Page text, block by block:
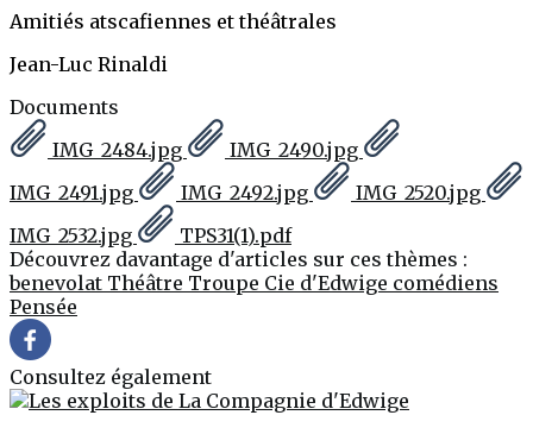
Amitiés atscafiennes et théâtrales
Jean-Luc Rinaldi
Documents
IMG_2484.jpg
IMG_2490.jpg
IMG_2491.jpg
IMG_2492.jpg
IMG_2520.jpg
IMG_2532.jpg
TPS31(1).pdf
Découvrez davantage d'articles sur ces thèmes :
benevolat Théâtre Troupe Cie d'Edwige comédiens
Pensée
Consultez également